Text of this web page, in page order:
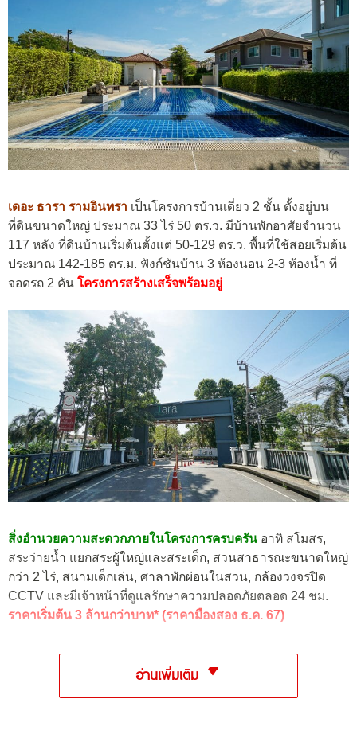
เดอะ ธารา รามอินทรา เป็นโครงการบ้านเดี่ยว 2 ชั้น ตั้งอยู่บน
ที่ดินขนาดใหญ่ ประมาณ 33 ไร่ 50 ตร.ว. มีบ้านพักอาศัยจำนวน
117 หลัง ที่ดินบ้านเริ่มต้นตั้งแต่ 50-129 ตร.ว. พื้นที่ใช้สอยเริ่มต้น
ประมาณ 142-185 ตร.ม. ฟังก์ชันบ้าน 3 ห้องนอน 2-3 ห้องน้ำ ที่
จอดรถ 2 คัน โครงการสร้างเสร็จพร้อมอยู่
สิ่งอำนวยความสะดวกภายในโครงการครบครัน อาทิ สโมสร,
สระว่ายน้ำ แยกสระผู้ใหญ่และสระเด็ก, สวนสาธารณะขนาดใหญ่
กว่า 2 ไร่, สนามเด็กเล่น, ศาลาพักผ่อนในสวน, กล้องวงจรปิด
CCTV และมีเจ้าหน้าที่ดูแลรักษาความปลอดภัยตลอด 24 ชม.
ราคาเริ่มต้น 3 ล้านกว่าบาท* (ราคามืองสอง ธ.ค. 67)
อ่านเพิ่มเติม